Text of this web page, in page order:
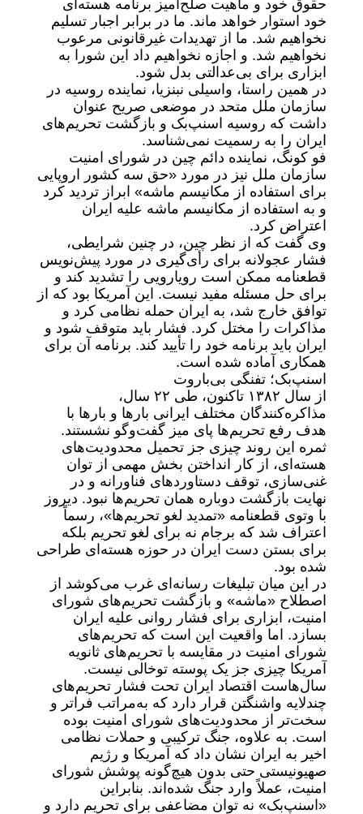
حقوق خود و ماهیت صلح‌آمیز برنامه هسته‌ای
خود استوار خواهد ماند. ما در برابر اجبار تسلیم
نخواهیم شد. ما از تهدیدات غیرقانونی مرعوب
نخواهیم شد. و اجازه نخواهیم داد این شورا به
ابزاری برای بی‌عدالتی بدل شود.
در همین راستا، واسیلی نبنزیا، نماینده روسیه در
سازمان ملل متحد در موضعی صریح عنوان
داشت که روسیه اسنپ‌بک و بازگشت تحریم‌های
ایران را به رسمیت نمی‌شناسد.
فو کونگ، نماینده دائم چین در شورای امنیت
سازمان ملل نیز در مورد «حق سه کشور اروپایی
برای استفاده از مکانیسم ماشه» ابراز تردید کرد
و به استفاده از مکانیسم ماشه علیه ایران
اعتراض کرد.
وی گفت که از نظر چین، در چنین شرایطی،
فشار عجولانه برای رأی‌گیری در مورد پیش‌نویس
قطعنامه ممکن است رویارویی را تشدید کند و
برای حل مسئله مفید نیست. این آمریکا بود که از
توافق خارج شد، به ایران حمله نظامی کرد و
مذاکرات را مختل کرد. فشار باید متوقف شود و
ایران باید برنامه خود را تأیید کند. برنامه آن برای
همکاری آماده شده است.
اسنپ‌بک؛ تفنگی بی‌باروت
از سال ۱۳۸۲ تاکنون، طی ۲۲ سال،
مذاکره‌کنندگان مختلف ایرانی بارها و بارها با
هدف رفع تحریم‌ها پای میز گفت‌وگو نشستند.
ثمره این روند چیزی جز تحمیل محدودیت‌های
هسته‌ای، از کار انداختن بخش مهمی از توان
غنی‌سازی، توقف دستاوردهای فناورانه و در
نهایت بازگشت دوباره همان تحریم‌ها نبود. دیروز
با وتوی قطعنامه «تمدید لغو تحریم‌ها»، رسماً
اعتراف شد که برجام نه برای لغو تحریم بلکه
برای بستن دست ایران در حوزه هسته‌ای طراحی
شده بود.
در این میان تبلیغات رسانه‌ای غرب می‌کوشد از
اصطلاح «ماشه» و بازگشت تحریم‌های شورای
امنیت، ابزاری برای فشار روانی علیه ایران
بسازد. اما واقعیت این است که تحریم‌های
شورای امنیت در مقایسه با تحریم‌های ثانویه
آمریکا چیزی جز یک پوسته توخالی نیست.
سال‌هاست اقتصاد ایران تحت فشار تحریم‌های
چندلایه واشنگتن قرار دارد که به‌مراتب فراتر و
سخت‌تر از محدودیت‌های شورای امنیت بوده
است. به علاوه، جنگ ترکیبی و حملات نظامی
اخیر به ایران نشان داد که آمریکا و رژیم
صهیونیستی حتی بدون هیچ‌گونه پوشش شورای
امنیت، عملاً وارد جنگ شده‌اند. بنابراین
«اسنپ‌بک» نه توان مضاعفی برای تحریم دارد و